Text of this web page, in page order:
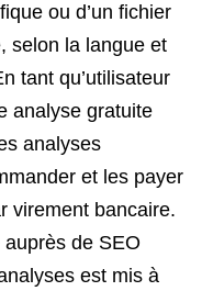
ou d’un fichier
selon la langue et
tant qu’utilisateur
analyse gratuite
analyses
et les payer
virement bancaire.
de SEO
est mis à